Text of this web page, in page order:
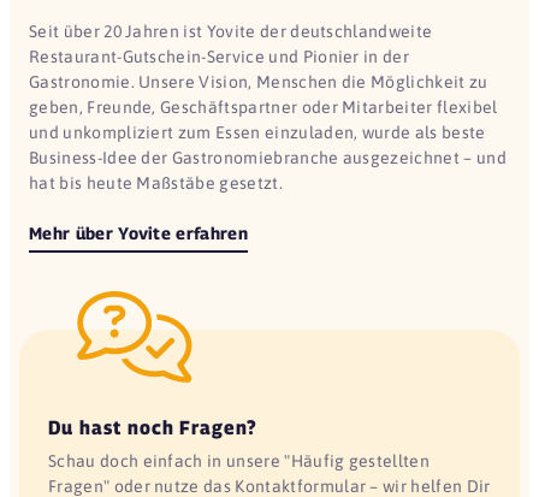
Seit über 20 Jahren ist Yovite der deutschlandweite
Restaurant-Gutschein-Service und Pionier in der
Gastronomie. Unsere Vision, Menschen die Möglichkeit zu
geben, Freunde, Geschäftspartner oder Mitarbeiter flexibel
und unkompliziert zum Essen einzuladen, wurde als beste
Business-Idee der Gastronomiebranche ausgezeichnet – und
hat bis heute Maßstäbe gesetzt.
Mehr über Yovite erfahren
Du hast noch Fragen?
Schau doch einfach in unsere "Häufig gestellten
Fragen" oder nutze das Kontaktformular – wir helfen Dir